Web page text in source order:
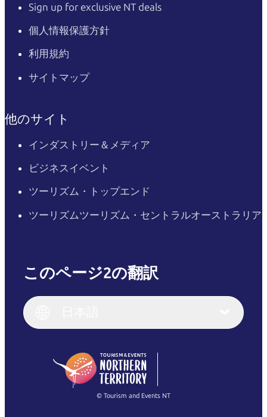
Sign up for exclusive NT deals
個人情報保護方針
利用規約
サイトマップ
他のサイト
インダストリー＆メディア
ビジネスイベント
ツーリズム・トップエンド
ツーリズムツーリズム・セントラルオーストラリア
このページ2の翻訳
English (US)
English
(Singapore)
Français
繁體中文
© Tourism and Events NT